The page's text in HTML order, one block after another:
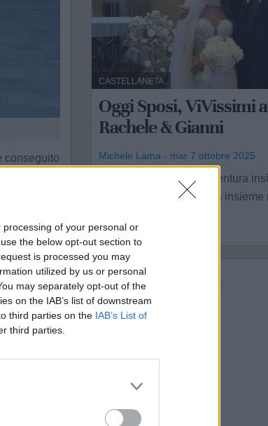
of your personal or
the below opt-out section to
is processed you may
utilized by us or personal
may separately opt-out of the
on the IAB’s list of downstream
third parties on the IAB’s List of
third parties.
conseguito
CASTELLANETA
Oggi Sposi, ViVissimi
Rachele & Gianni
Michele Lama - mar 7 ottobre 2025
Oggi inizia la vostra avventura
auguri per una lunga vita insieme